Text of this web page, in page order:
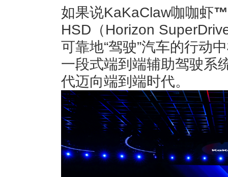
如果说KaKaClaw咖咖虾™
HSD（Horizon
可靠地“驾驶”汽车的行动
一段式端到端辅助驾驶系
代迈向端到端时代。